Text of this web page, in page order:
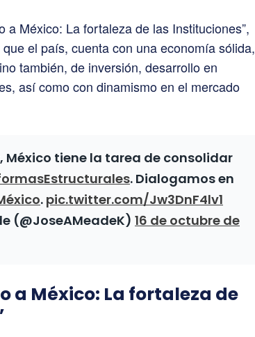
a México: La fortaleza de las Instituciones”,
el país, cuenta con una economía sólida,
también, de inversión, desarrollo en
así como con dinamismo en el mercado
México tiene la tarea de consolidar
. Dialogamos en
. pic.twitter.com/Jw3DnF4lv1
(@JoseAMeadeK) 16 de octubre de
a México: La fortaleza de